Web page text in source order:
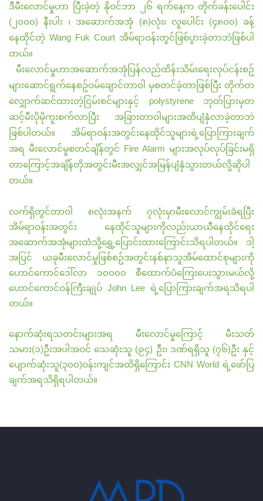
ဒီမီးလောင်မှုဟာ ပြီးခဲ့တဲ့ နိုဝင်ဘာ ၂၆ ရက်နေ့က တိုက်ခန်းပေါင်း
(၂၀၀၀) နီးပါး ၊ အဆောက်အအုံ (၈)လုံး၊ လူပေါင်း (၄၈၀၀) ခန့်
နေထိုင်တဲ့ Wang Fuk Court အိမ်ရာဝန်းတွင်ဖြစ်ပွားခဲ့တာဘဲဖြစ်ပါ
တယ်။
မီးလောင်မှုဟာအဆောက်အအုံပြန်လည်ထိန်းသိမ်းရေးလုပ်ငန်းစဥ်
များဆောင်ရွက်နေစဥ်ဝမ်ချောင်တာဝါ မှစတင်ခဲ့တာဖြစ်ပြီး တိုက်တ
လျှောက်ဆင်ထားတဲ့ငြမ်းစင်များနှင့် polystyrene ဘုတ်ပြားမှတ
ဆင့်မီးပိုမိုကူးစက်လာပြီး အခြားတာဝါများအထိပျံနှံလာခဲ့တာဘဲ
ဖြစ်ပါတယ်။ အိမ်ရာဝန်းအတွင်းနေထိုင်သူများရဲ့ပြောကြားချက်
အရ မီးလောင်မှုစတင်ချိန်တွင် Fire Alarm များအလုပ်လုပ်ခြင်းမရှိ
တာကြောင့်အချိန်တိုအတွင်းမီးအလျှင်အမြန်ပျံနှံသွားတယ်လို့ဆိုပါ
တယ်။
လက်ရှိတွင်တာဝါ ၈လုံးအနက် ၇လုံးမှာမီးလောင်ကျွမ်းခံရပြီး
အိမ်ရာဝန်းအတွင်း နေထိုင်သူများကိုလည်းယာယီနေထိုင်ရေး
အ‌ဆောက်အအုံများထံသို့ရွှေ့ပြောင်းထားကြောင်းသိရပါတယ်။ ဒါ့
အပြင် ယခုမီးလောင်မှုဖြစ်စဥ်အတွင်းနစ်နာသူအိမ်ထောင်စုများကို
ဟောင်ကောင်ဒေါ်လာ ၁၀၀၀၀ စီထောက်ပံကြေးပေးသွားမယ်လို့
ဟောင်ကောင်ဝန်ကြီးချုပ် John Lee ရဲ့ပြောကြားချက်အရသိရပါ
တယ်။
နောက်ဆုံးရသတင်းများအရ မီးလောင်မှုကြောင့် မီးသတ်
သမား(၁)ဦးအပါအဝင် သေဆုံးသူ (၉၄) ဦး၊ ဒဏ်ရရှိသူ (၇၆)ဦး နှင့်
ပျောက်ဆုံးသူ(၃၀၀)ဝန်းကျင်အထိရှိကြောင်း CNN World ရဲ့ဖော်ပြ
ချက်အရသိရှိရပါတယ်။